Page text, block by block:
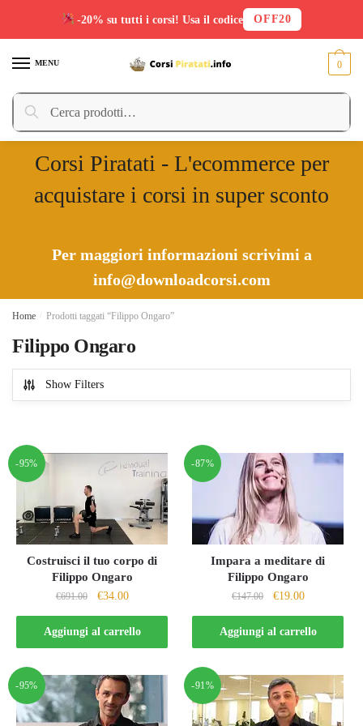
MENU
Cerca:
Cerca
0
Corsi Piratati - L'ecommerce per
acquistare i corsi in super sconto
Per maggiori informazioni scrivimi a
info@downloadcorsi.com
Home Prodotti taggati “Filippo Ongaro”
Filippo Ongaro
Show Filters
-95%
Costruisci il tuo corpo di
Filippo Ongaro
€691.00
Il
prezzo
originale
era:
€34.00Il
prezzo
attuale
è:
Aggiungi al carrello
-87%
Impara a meditare di
Filippo Ongaro
€147.00
Il
prezzo
originale
era:
€19.00Il
prezzo
attuale
è:
Aggiungi al carrello
-95% -91%
-20% su tutti i corsi! Usa il codice OFF20